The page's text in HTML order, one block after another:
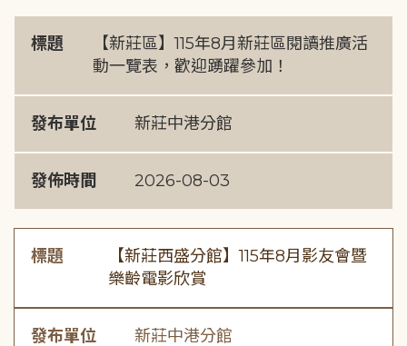
標題
【新莊區】115年8月新莊區閱讀推廣活
動一覽表，歡迎踴躍參加！
發布單位 新莊中港分館
發佈時間 2026-08-03
標題
【新莊西盛分館】115年8月影友會暨
樂齡電影欣賞
發布單位 新莊中港分館